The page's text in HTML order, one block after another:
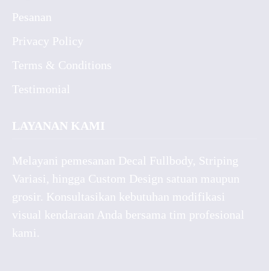
Pesanan
Privacy Policy
Terms & Conditions
Testimonial
LAYANAN KAMI
Melayani pemesanan Decal Fullbody, Striping
Variasi, hingga Custom Design satuan maupun
grosir. Konsultasikan kebutuhan modifikasi
visual kendaraan Anda bersama tim profesional
kami.